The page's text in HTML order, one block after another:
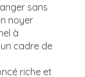
sans
noyer
à
cadre de
riche et